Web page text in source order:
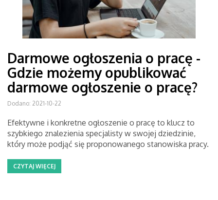
Darmowe ogłoszenia o pracę -
Gdzie możemy opublikować
darmowe ogłoszenie o pracę?
Dodano: 2021-10-22
Efektywne i konkretne ogłoszenie o pracę to klucz to
szybkiego znalezienia specjalisty w swojej dziedzinie,
który może podjąć się proponowanego stanowiska pracy.
CZYTAJ WIĘCEJ